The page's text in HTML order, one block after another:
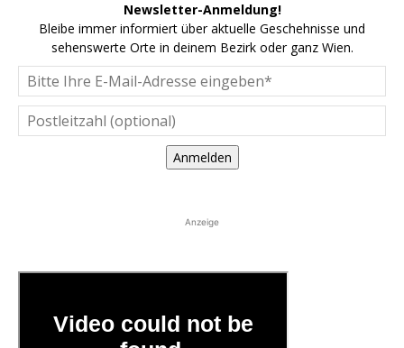
Newsletter-Anmeldung!
Bleibe immer informiert über aktuelle Geschehnisse und
sehenswerte Orte in deinem Bezirk oder ganz Wien.
Anmelden
Anzeige